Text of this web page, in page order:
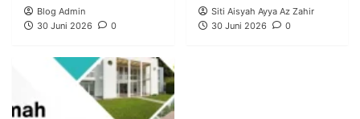
Blog Admin
30 Juni 2026
0
Siti Aisyah Ayya Az Zahir
30 Juni 2026
0